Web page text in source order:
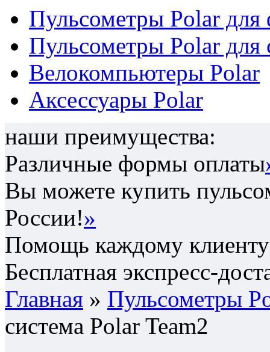
Пульсометры Polar для
Пульсометры Polar для
Велокомпьютеры Polar
Аксессуары Polar
наши преимущества:
Различные формы оплаты
Вы можете купить
России!»
Помощь каждому клиенту
Бесплатная экспресс-
Главная » Пульсометры
система Polar Team2